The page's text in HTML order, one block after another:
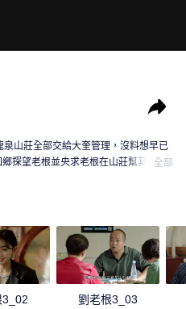
山莊全部交給大奎管理，沒料想早已
探望老根並央求老根在山莊幫其找份
再次主持大局，將山莊重整旗鼓，也
全部
劉老根3_03